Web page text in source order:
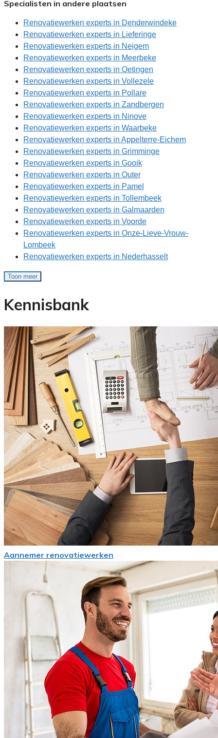
Specialisten in andere plaatsen
Renovatiewerken experts in Denderwindeke
Renovatiewerken experts in Lieferinge
Renovatiewerken experts in Neigem
Renovatiewerken experts in Meerbeke
Renovatiewerken experts in Oetingen
Renovatiewerken experts in Vollezele
Renovatiewerken experts in Pollare
Renovatiewerken experts in Zandbergen
Renovatiewerken experts in Ninove
Renovatiewerken experts in Waarbeke
Renovatiewerken experts in Appelterre-Eichem
Renovatiewerken experts in Grimminge
Renovatiewerken experts in Gooik
Renovatiewerken experts in Outer
Renovatiewerken experts in Pamel
Renovatiewerken experts in Tollembeek
Renovatiewerken experts in Galmaarden
Renovatiewerken experts in Voorde
Renovatiewerken experts in Onze-Lieve-Vrouw-
Lombeek
Renovatiewerken experts in Nederhasselt
Toon meer
Kennisbank
Aannemer renovatiewerken